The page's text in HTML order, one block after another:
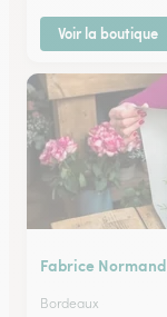
Voir la boutique
Fabrice Normand
Bordeaux